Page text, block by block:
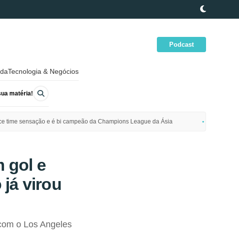
Podcast
Tecnologia & Negócios
matéria!
time sensação e é bi campeão da Champions League da Ásia
gol e
já virou
o Los Angeles